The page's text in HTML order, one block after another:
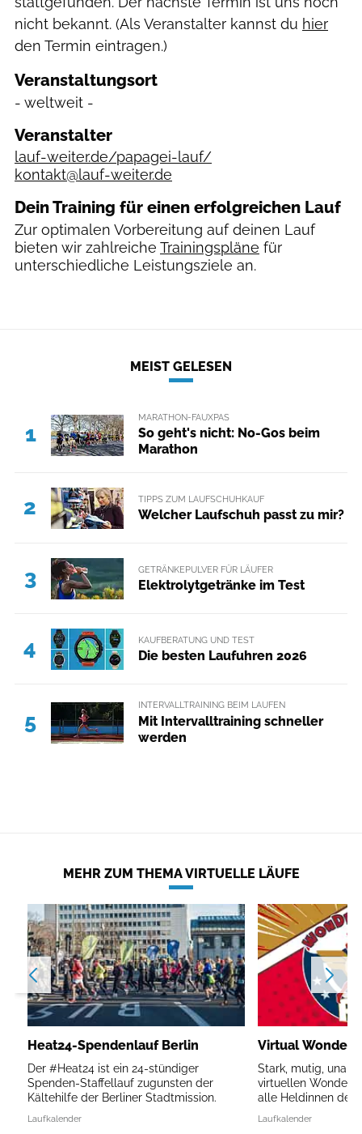
nicht bekannt. (Als Veranstalter kannst du hier
den Termin eintragen.)
Veranstaltungsort
- weltweit -
Veranstalter
lauf-weiter.de/papagei-lauf/
kontakt@lauf-weiter.de
Dein Training für einen erfolgreichen Lauf
Zur optimalen Vorbereitung auf deinen Lauf
bieten wir zahlreiche Trainingspläne für
unterschiedliche Leistungsziele an.
MEIST GELESEN
1
MARATHON-FAUXPAS
So geht's nicht: No-Gos beim
Marathon
2 TIPPS ZUM LAUFSCHUHKAUF
Welcher Laufschuh passt zu mir?
3 GETRÄNKEPULVER FÜR LÄUFER
Elektrolytgetränke im Test
4 KAUFBERATUNG UND TEST
Die besten Laufuhren 2026
5
INTERVALLTRAINING BEIM LAUFEN
Mit Intervalltraining schneller
werden
MEHR ZUM THEMA VIRTUELLE LÄUFE
Heat24-Spendenlauf Berlin
Der #Heat24 ist ein 24-stündiger
Spenden-Staffellauf zugunsten der
Kältehilfe der Berliner Stadtmission.
Laufkalender
Virtual
Stark, mutig,
virtuellen
alle Heldinnen des
Laufkalender